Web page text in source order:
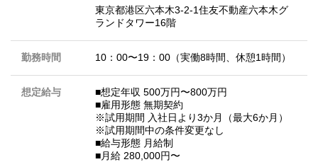
東京都港区六本木3-2-1住友不動産六本木グ
ランドタワー16階
勤務時間 10：00〜19：00（実働8時間、休憩1時間）
想定給与
■想定年収 500万円〜800万円
■雇⽤形態 無期契約
※試⽤期間 ⼊社⽇より3か⽉（最⼤6か⽉）
※試⽤期間中の条件変更なし
■給与形態 ⽉給制
■⽉給 280,000円〜